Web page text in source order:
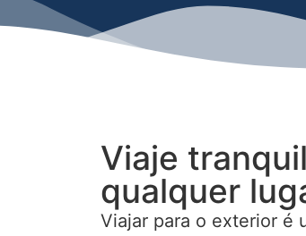
Viaje
qualquer
Viajar para o exterior é